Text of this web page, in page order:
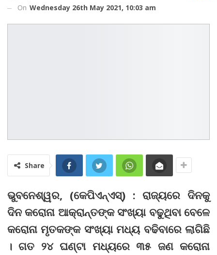
On Wednesday 26th May 2021, 10:03 am
Share
ଭୁବନେଶ୍ୱର, (କେପିଏନ୍‌ଏସ୍‌) : ରାଜ୍ୟରେ ଦିନକୁ
ଦିନ କରୋନା ଆକ୍ରାନ୍ତଙ୍କ ସଂଖ୍ୟା ବଢୁଥିବା ବେଳେ
କରୋନା ମୃତକଙ୍କ ସଂଖ୍ୟା ମଧ୍ୟ ବଢିବାରେ ଲାଗିଛି
। ଗତ ୨୪ ଘଣ୍ଟା ମଧ୍ୟରେ ୩୫ ଜଣ କରୋନା